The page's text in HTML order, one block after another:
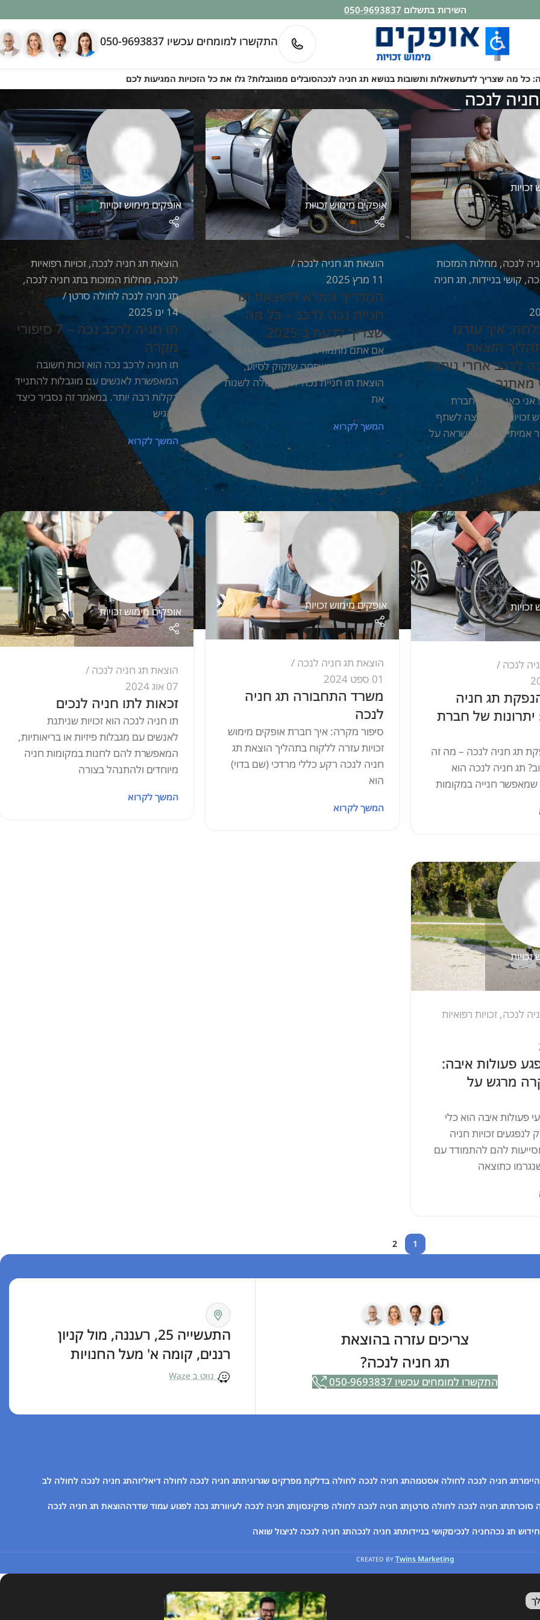
השירות בתשלום050-9693837
התקשרו למומחים עכשיו 050-9693837
לדעתשאלות ותשובות בנושא תג חניה לנכהסובלים ממוגבלות? גלו את כל הזכויות המגיעות לכם
מחלות המזכות
,תג חניה
עזרנו
אחרי ניתוח
מטעם חברת
רוצה לשתף
השראה על
אופקים מימוש זכויות
הוצאת תג חניה לנכה
המדריך המלא להוצאת תו
חניית נכה לרכב – כל מה
שצריך לדעת ב-2025
אם אתם מתמודדים עם קשיי ניידות או
מטפלים בבן משפחה שזקוק לסיוע,
הוצאת תו חניית נכה לרכב יכולה לשנות
המשך לקרוא
אופקים מימוש זכויות
הוצאת תג חניה לנכה,זכויות רפואיות
לנכה,מחלות המזכות בתג חניה לנכה,
תג חניה לנכה לחולה סרטן
תו חניה לרכב נכה – 7 סיפורי
מקרה
תו חניה לרכב נכה הוא זכות חשובה
המאפשרת לאנשים עם מוגבלות להתנייד
בקלות רבה יותר. במאמר זה נסביר כיצד
להגיש
המשך לקרוא
חניה
של חברת
לנכה – מה זה
לנכה הוא
במקומות
אופקים מימוש זכויות
הוצאת תג חניה לנכה
משרד התחבורה תג חניה
סיפור מקרה: איך חברת אופקים מימוש
זכויות עזרה ללקוח בתהליך הוצאת תג
חניה לנכה רקע כללי מרדכי (שם בדוי)
המשך לקרוא
אופקים מימוש זכויות
הוצאת תג חניה לנכה
זכאות לתו חניה לנכים
תו חניה לנכה הוא זכויות שניתנת
לאנשים עם מגבלות פיזיות או בריאותיות,
המאפשרת להם לחנות במקומות חניה
מיוחדים ולהתנהל בצורה
המשך לקרוא
זכויות רפואיות
איבה:
על
הוא כלי
חניה
להתמודד עם
צריכים עזרה בהוצאת
תג חניה לנכה?
התקשרו למומחים עכשיו 050-9693837
התעשייה 25, רעננה, מול קניון
רננים, קומה א' מעל החנויות
לנכה לחולה אסטמהתג חניה לנכה לחולה בדלקת מפרקים שגרוניתתג חניה לנכה לחולה דיאליזהתג חניה לנכה לחולה לב
לנכה לחולה סרטןתג חניה לנכה לחולה פרקינסוןתג חניה לנכה לעיוורתג נכה לפגוע עמוד שדרה הוצאת תג חניה לנכה
חניה לנכיםקושי בניידותתג חניה לנכהתג חניה לנכה לניצול שואה
CREATED BYTwins Marketing